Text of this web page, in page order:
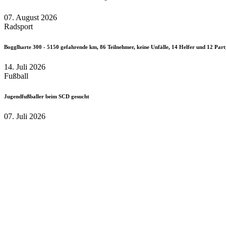
07. August 2026
Radsport
Bogglharte 300 - 5150 gefahrende km, 86 Teilnehmer, keine Unfälle, 14 Helfer und 12
14. Juli 2026
Fußball
Jugendfußballer beim SCD gesucht
07. Juli 2026